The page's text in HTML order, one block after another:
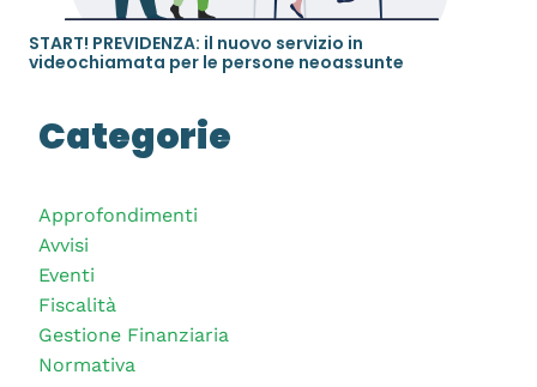
START! PREVIDENZA: il nuovo servizio in
videochiamata per le persone neoassunte
Categorie
Approfondimenti
Avvisi
Eventi
Fiscalità
Gestione Finanziaria
Normativa